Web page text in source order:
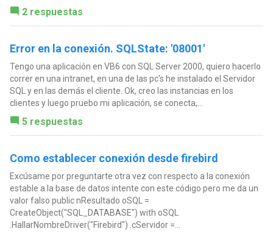
2 respuestas
Error en la conexión. SQLState: '08001'
Tengo una aplicación en VB6 con SQL Server 2000, quiero hacerlo
correr en una intranet, en una de las pc's he instalado el Servidor
SQL y en las demás el cliente. Ok, creo las instancias en los
clientes y luego pruebo mi aplicación, se conecta,...
5 respuestas
Como establecer conexión desde firebird
Excúsame por preguntarte otra vez con respecto a la conexión
estable a la base de datos intente con este código pero me da un
valor falso public nResultado oSQL =
CreateObject("SQL_DATABASE") with oSQL
.HallarNombreDriver("Firebird") .cServidor =...